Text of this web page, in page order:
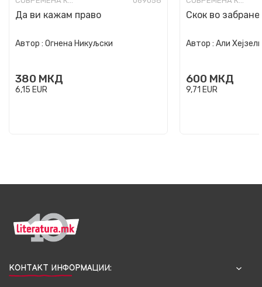
Да ви кажам право
Автор : Огнена Никуљски
380 МКД
6,15 EUR
Скок во
Автор : Али
600 МКД
9,71 EUR
КОНТАКТ ИНФОРМАЦИИ: